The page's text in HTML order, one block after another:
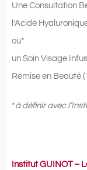
Une Consultation
l’Acide
ou*
un Soin Visage
Remise en Beauté
*à définir avec
Institut GUINOT –